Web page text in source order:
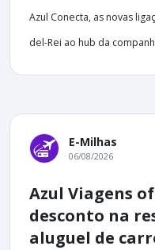
Azul Conecta, as novas
del-Rei ao hub da
E-Milhas
06/08/2026
Azul Viagens
desconto na
aluguel de